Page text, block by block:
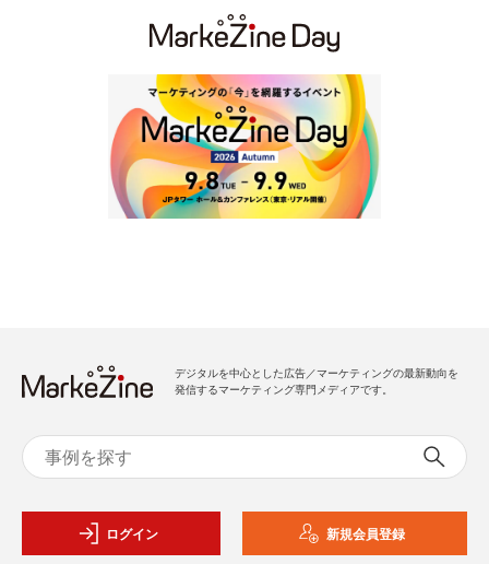
デジタルを中心とした広告／マーケティングの最新動向を
発信するマーケティング専門メディアです。
ログイン 新規会員登録